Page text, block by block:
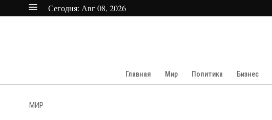
Сегодня: Авг 08, 2026
Главная
Мир Политика Бизнес
МИР